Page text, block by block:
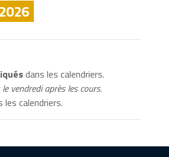
dans les calendriers.
vendredi après les cours.
les calendriers.